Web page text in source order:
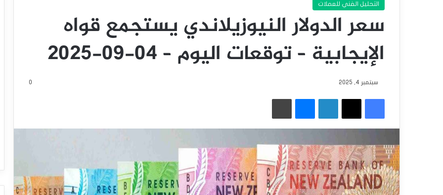
التحليل الفني للعملات
سعر الدولار النيوزيلاندي يستجمع قواه
الإيجابية – توقعات اليوم – 04-09-2025
سبتمبر 4, 2025 0
فيسبوك
‫X لينكدإن ماسنجر طباعة